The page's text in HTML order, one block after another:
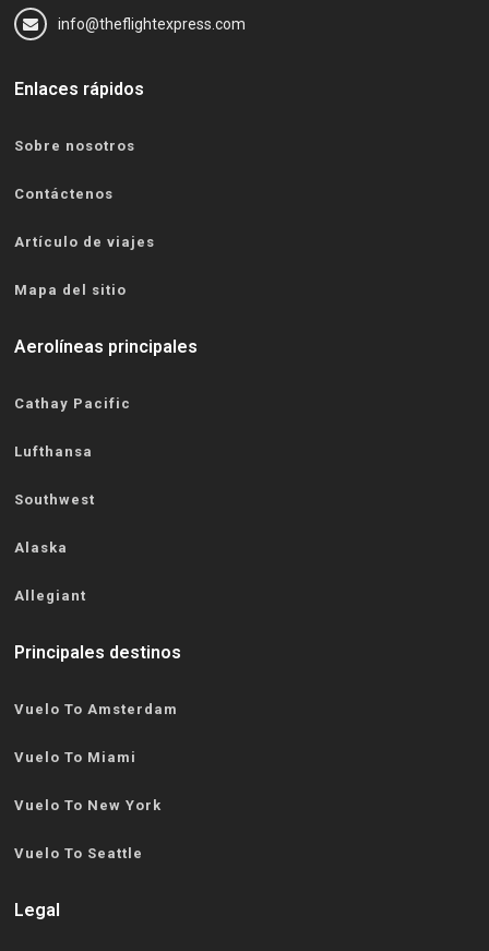
info@theflightexpress.com
Enlaces rápidos
Sobre nosotros
Contáctenos
Artículo de viajes
Mapa del sitio
Aerolíneas principales
Cathay Pacific
Lufthansa
Southwest
Alaska
Allegiant
Principales destinos
Vuelo To Amsterdam
Vuelo To Miami
Vuelo To New York
Vuelo To Seattle
Legal